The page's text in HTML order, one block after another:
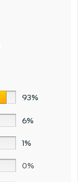
93%
6%
1%
0%